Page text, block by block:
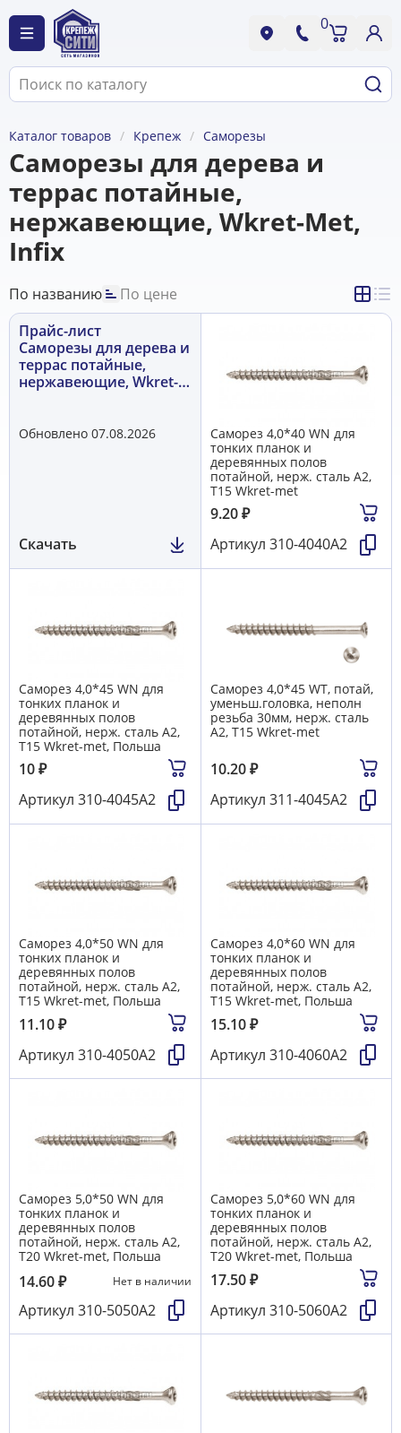
0
Каталог товаров Крепеж Саморезы
Саморезы для дерева и
террас потайные,
нержавеющие, Wkret-Met,
Infix
По названию
По цене
Прайс-лист
Саморезы для дерева и
террас потайные,
нержавеющие, Wkret-
Обновлено 07.08.2026
Скачать
Саморез 4,0*40 WN для
тонких планок и
деревянных полов
потайной, нерж. сталь А2,
T15 Wkret-met
9.20₽
Артикул 310-4040А2
Саморез 4,0*45 WN для
тонких планок и
деревянных полов
потайной, нерж. сталь А2,
T15 Wkret-met, Польша
10₽
Артикул 310-4045A2
Саморез 4,0*45 WT, потай,
уменьш.головка, неполн
резьба 30мм, нерж. сталь
А2, T15 Wkret-met
10.20₽
Артикул 311-4045А2
Саморез 4,0*50 WN для
тонких планок и
деревянных полов
потайной, нерж. сталь А2,
T15 Wkret-met, Польша
11.10₽
Артикул 310-4050А2
Саморез 4,0*60 WN для
тонких планок и
деревянных полов
потайной, нерж. сталь А2,
T15 Wkret-met, Польша
15.10₽
Артикул 310-4060А2
Саморез 5,0*50 WN для
тонких планок и
деревянных полов
потайной, нерж. сталь А2,
T20 Wkret-met, Польша
14.60₽ Нет в наличии
Артикул 310-5050A2
Саморез 5,0*60 WN для
тонких планок и
деревянных полов
потайной, нерж. сталь А2,
T20 Wkret-met, Польша
17.50₽
Артикул 310-5060А2